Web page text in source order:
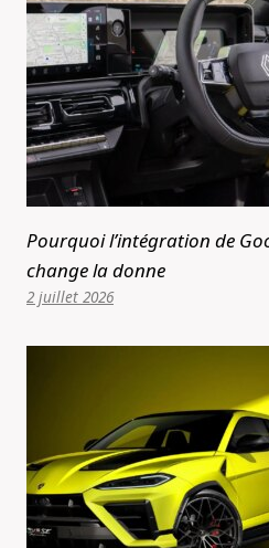
Pourquoi l’intégration de
change la donne
2 juillet 2026